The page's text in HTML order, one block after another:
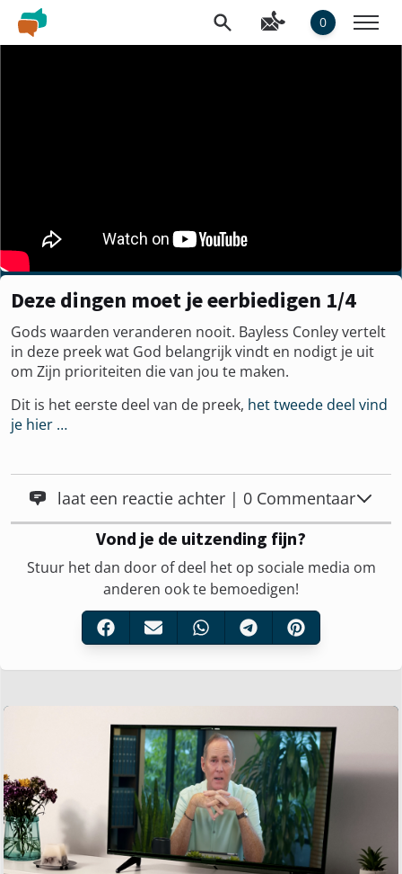
0
Deze dingen moet je eerbiedigen 1/4
Gods waarden veranderen nooit. Bayless Conley vertelt
in deze preek wat God belangrijk vindt en nodigt je uit
om Zijn prioriteiten die van jou te maken.
Dit is het eerste deel van de preek, het tweede deel vind
je hier …
laat een reactie achter | 0 Commentaar
Vond je de uitzending fijn?
Stuur het dan door of deel het op sociale media om
anderen ook te bemoedigen!